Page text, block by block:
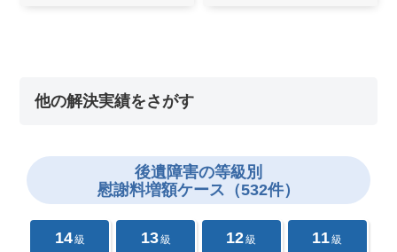
他の解決実績をさがす
後遺障害の等級別
慰謝料増額ケース（532件）
14級 13級 12級 11級